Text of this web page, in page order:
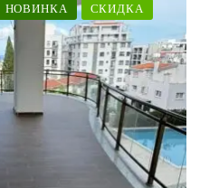
НОВИНКА СКИДКА